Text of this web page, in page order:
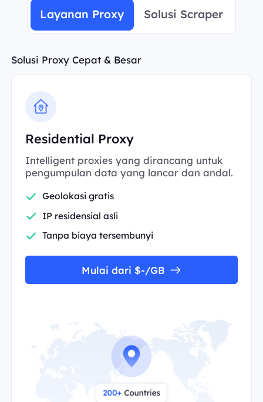
Layanan Proxy Solusi Scraper
Solusi Proxy Cepat & Besar
Residential Proxy
Intelligent proxies yang dirancang untuk
pengumpulan data yang lancar dan andal.
Geolokasi gratis
IP residensial asli
Tanpa biaya tersembunyi
Mulai dari $-/GB